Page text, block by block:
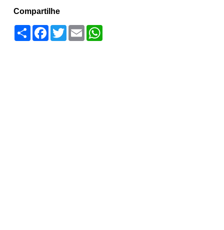
Compartilhe
Compartilhar
Facebook
TwitterEmailWhatsApp